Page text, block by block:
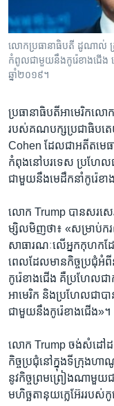
ចូល​
ទៅ​
កាន់​
ទំព័រ​
ស្វែង​
ភាសា
លោក​ប្រធានាធិបតី ដូណាល់​ ត្
កំពូល​ជាមួយ​នឹង​កូរ៉េ​ខាង​ជើង
ឆ្នាំ២០១៩។
ប្រធានាធិបតី​អាមេរិក​ល
របស់​គណបក្ស​ប្រជាធិបតេ
Cohen ដែល​ជា​អតីត​មេ
កំពុង​នៅ​បរទេស ប្រហែល​
ជាមួយ​នឹង​មេដឹកនាំ​កូរ៉េ​ខ
លោក Trump បាន​សរសេ
ម្សិលមិញ​ថា៖ «សម្រាប់​
សាធារណៈ​លើ​អ្នក​កុហក​
ពេល​ដែល​មាន​កិច្ច​ប្រជុំ​អំ
កូរ៉េ​ខាង​ជើង គឺ​ប្រហែល​ជ
អាមេរិក និង​ប្រហែល​ជា​បា
ជាមួយ​នឹង​កូរ៉េ​ខាង​ជើង‍»។
លោក Trump ចង់​សំដៅ​ដ
កិច្ច​ប្រជុំ​នៅ​ក្នុង​ទីក្រុង​
នូវ​កិច្ច​ព្រមព្រៀង​ណា​មួយ​
មហិច្ឆតា​នុយក្លេអ៊ែរ​របស់​កូ